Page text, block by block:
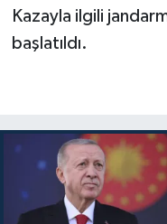
Kazayla ilgili
başlatıldı.